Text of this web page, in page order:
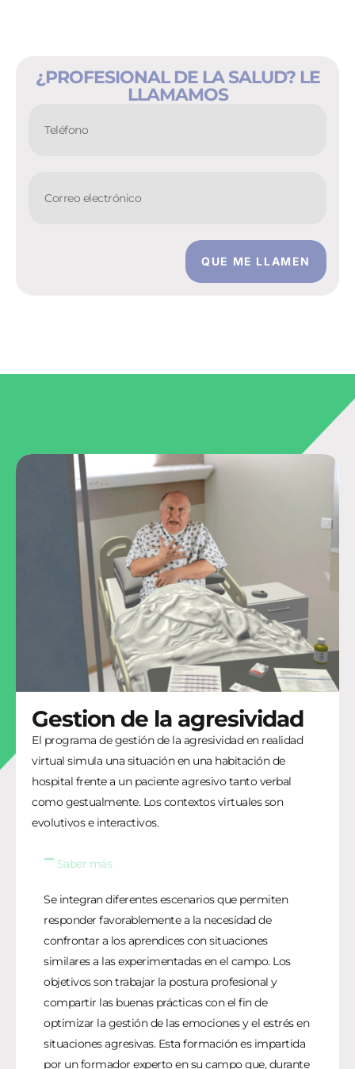
¿PROFESIONAL DE LA SALUD? LE
LLAMAMOS
QUE ME LLAMEN
Gestion de la agresividad
El programa de gestión de la agresividad en realidad
virtual simula una situación en una habitación de
hospital frente a un paciente agresivo tanto verbal
como gestualmente. Los contextos virtuales son
evolutivos e interactivos.
Saber más
Se integran diferentes escenarios que permiten
responder favorablemente a la necesidad de
confrontar a los aprendices con situaciones
similares a las experimentadas en el campo. Los
objetivos son trabajar la postura profesional y
compartir las buenas prácticas con el fin de
optimizar la gestión de las emociones y el estrés en
situaciones agresivas. Esta formación es impartida
por un formador experto en su campo que, durante